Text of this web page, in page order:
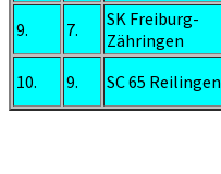
9. 7.
SK Freiburg-
Zähringen
10. 9. SC 65 Reilingen